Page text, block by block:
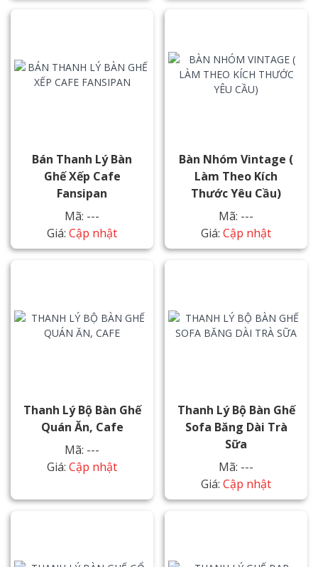
Bán Thanh Lý Bàn
Ghế Xếp Cafe
Fansipan
Mã: ---
Giá: Cập nhật
Bàn Nhóm Vintage (
Làm Theo Kích
Thước Yêu Cầu)
Mã: ---
Giá: Cập nhật
Thanh Lý Bộ Bàn Ghế
Quán Ăn, Cafe
Mã: ---
Giá: Cập nhật
Thanh Lý Bộ Bàn Ghế
Sofa Băng Dài Trà
Sữa
Mã: ---
Giá: Cập nhật